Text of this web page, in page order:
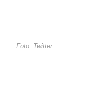
Foto: Twitter